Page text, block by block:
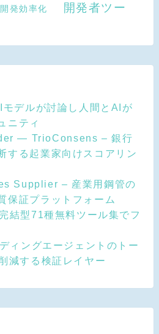
開発効率化
開発者ツー
デルが討論し人間とAIが
ニティ
— TrioConsens – 銀行
する起業家向けスコアリン
Supplier – 産業用鋼管の
保証プラットフォーム
結型71種無料ツール集でフ
ィングエージェントのトー
減する検証レイヤー